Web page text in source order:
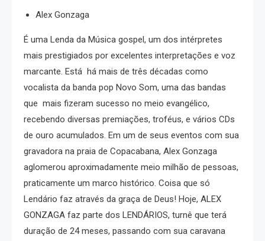
Alex Gonzaga
É uma Lenda da Música gospel, um dos intérpretes
mais prestigiados por excelentes interpretações e voz
marcante. Está há mais de três décadas como
vocalista da banda pop Novo Som, uma das bandas
que mais fizeram sucesso no meio evangélico,
recebendo diversas premiações, troféus, e vários CDs
de ouro acumulados. Em um de seus eventos com sua
gravadora na praia de Copacabana, Alex Gonzaga
aglomerou aproximadamente meio milhão de pessoas,
praticamente um marco histórico. Coisa que só
Lendário faz através da graça de Deus! Hoje, ALEX
GONZAGA faz parte dos LENDÁRIOS, turnê que terá
duração de 24 meses, passando com sua caravana